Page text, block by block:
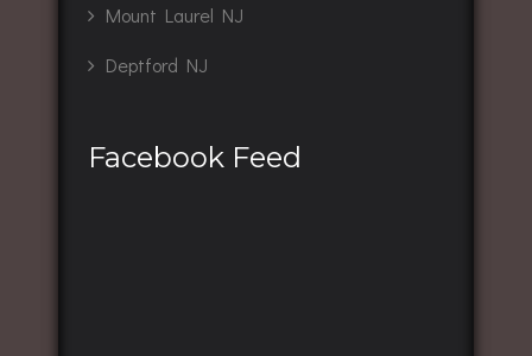
Mount Laurel NJ
Deptford NJ
Facebook Feed